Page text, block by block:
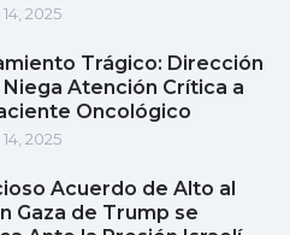
2025
Trágico: Dirección
Niega Atención Crítica a
Oncológico
2025
Acuerdo de Alto al
Gaza de Trump se